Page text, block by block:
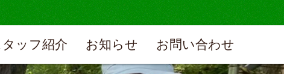
タッフ紹介 お知らせ お問い合わせ